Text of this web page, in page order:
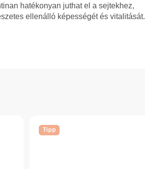
hatékonyan juthat el a sejtekhez,
ellenálló képességét és vitalitását.
Tipp